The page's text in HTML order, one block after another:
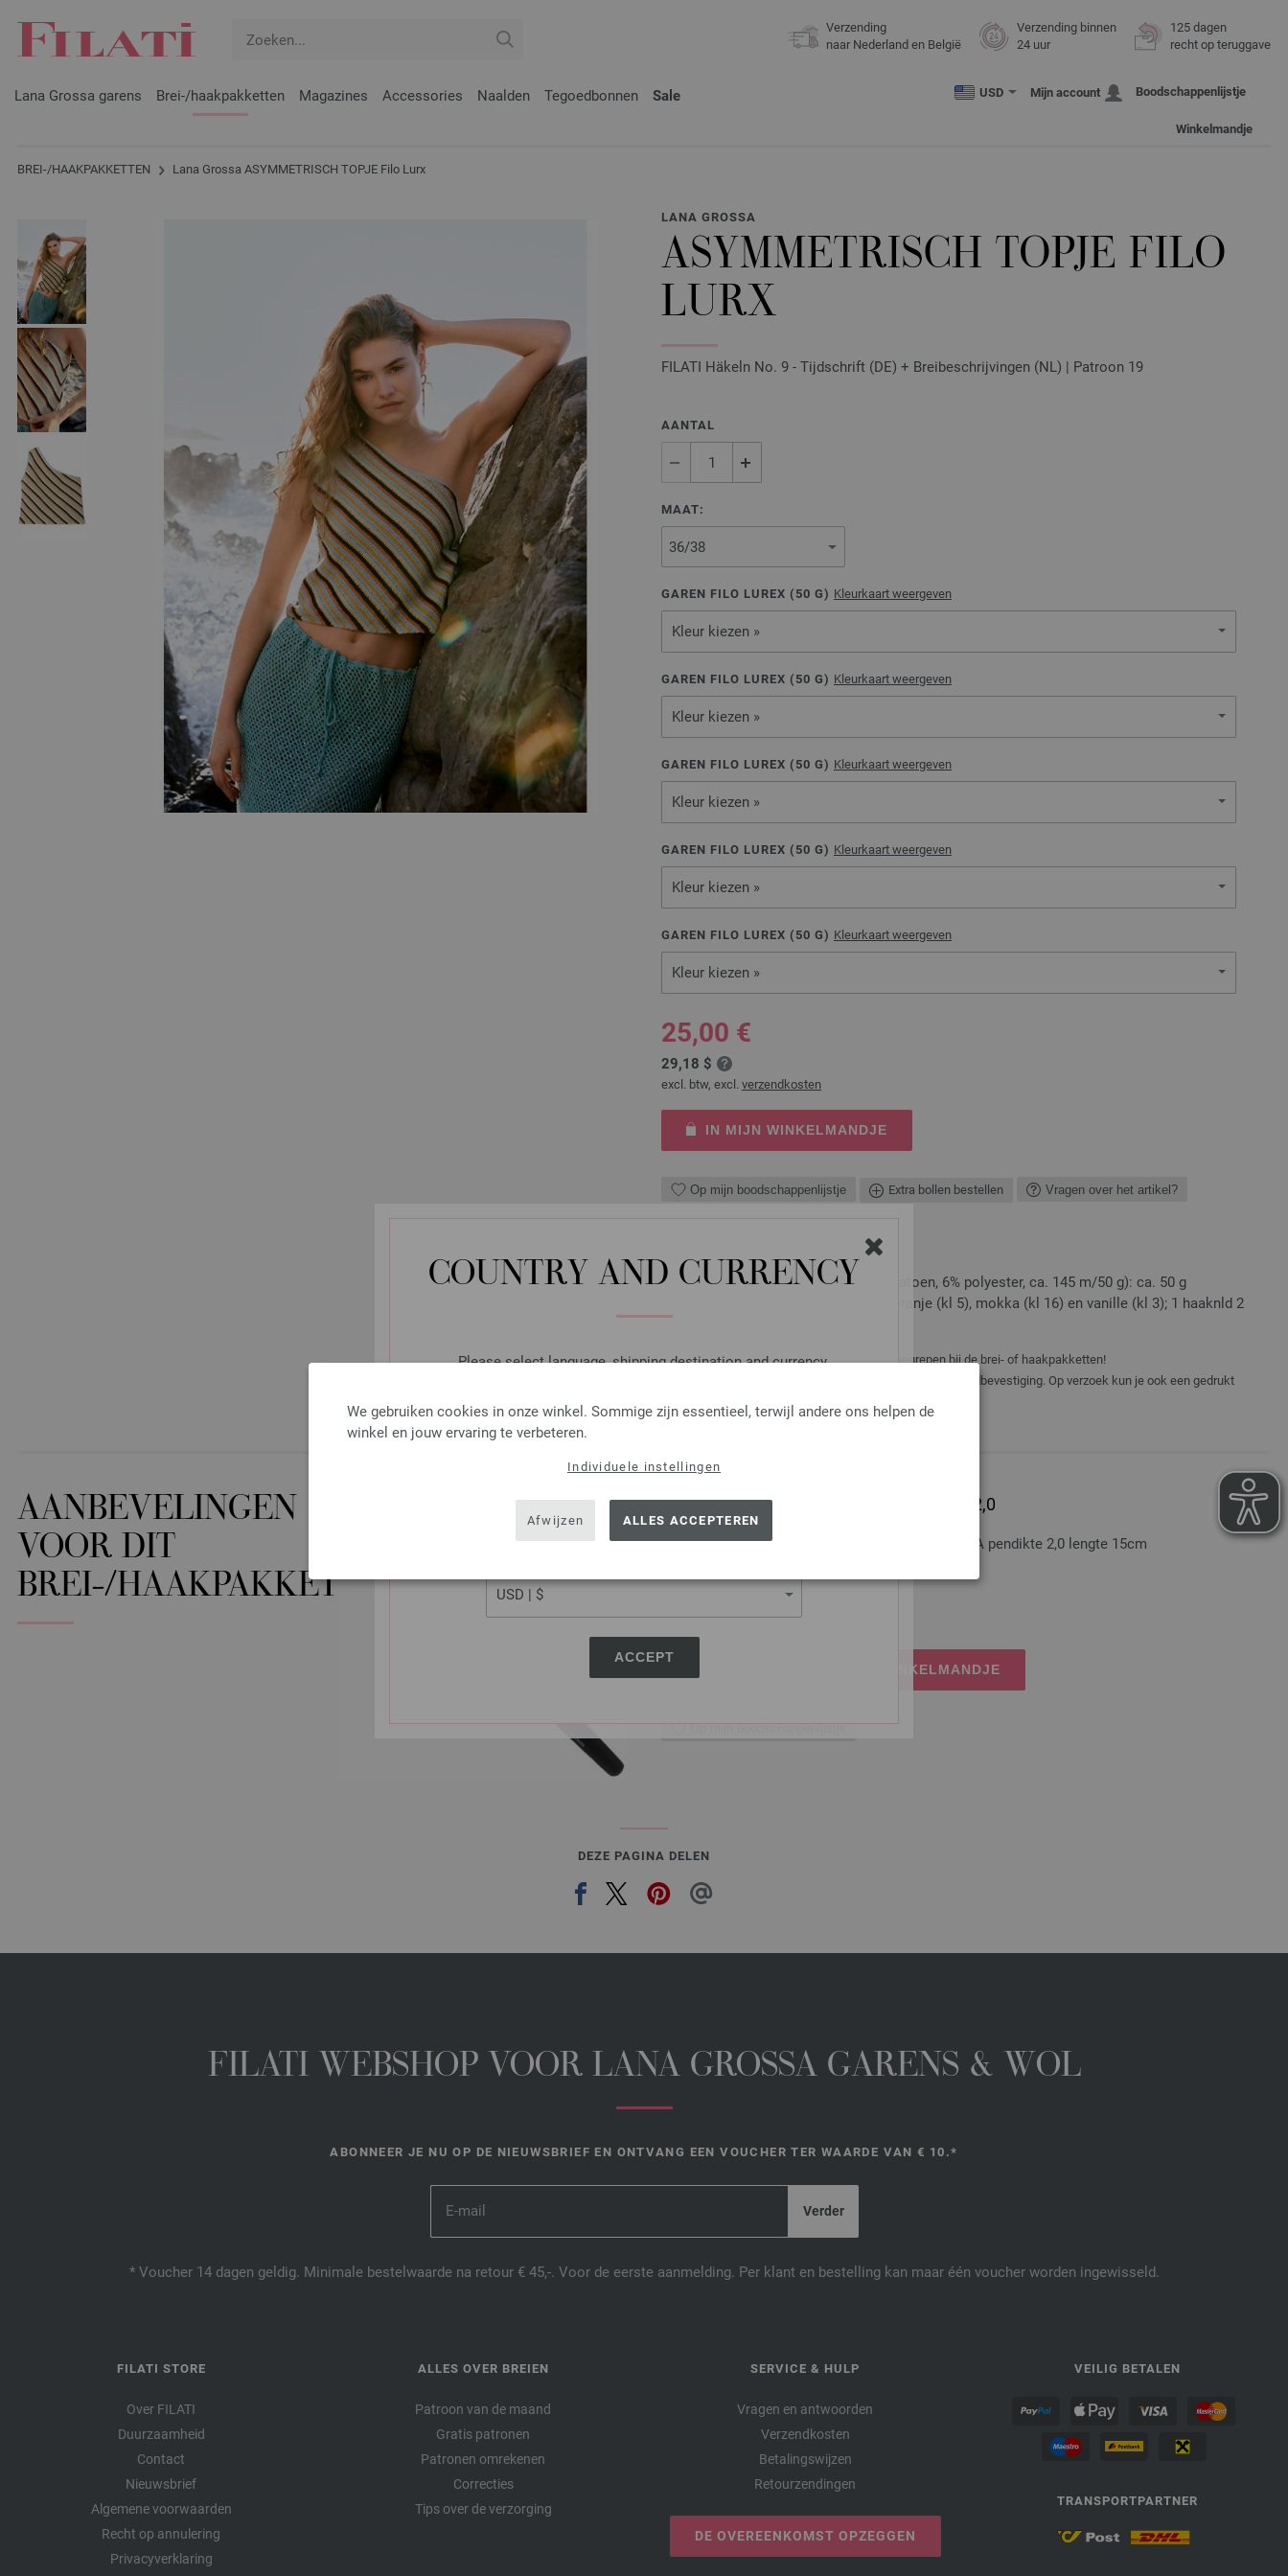
COUNTRY AND CURRENCY
Please select language, shipping destination and currency.
SHIPPING TO
USA - The United States of America
ACCEPT
We gebruiken cookies in onze winkel. Sommige zijn essentieel, terwijl andere ons helpen de
winkel en jouw ervaring te verbeteren.
Individuele instellingen
Afwijzen ALLES ACCEPTEREN
Verzending
naar Nederland en België
Verzending binnen
24 uur
125 dagen
recht op teruggave
Lana Grossa garens Brei-/haakpakketten Magazines Accessories Naalden Tegoedbonnen Sale USD Mijn account Boodschappenlijstje
Winkelmandje
BREI-/HAAKPAKKETTEN Lana Grossa ASYMMETRISCH TOPJE Filo Lurx
LANA GROSSA
ASYMMETRISCH TOPJE FILO
LURX
FILATI Häkeln No. 9 - Tijdschrift (DE) + Breibeschrijvingen (NL) | Patroon 19
AANTAL
MAAT:
GAREN FILO LUREX ( 50 G) Kleurkaart weergeven
Kleur kiezen »
GAREN FILO LUREX ( 50 G) Kleurkaart weergeven
Kleur kiezen »
GAREN FILO LUREX ( 50 G) Kleurkaart weergeven
Kleur kiezen »
GAREN FILO LUREX ( 50 G) Kleurkaart weergeven
Kleur kiezen »
GAREN FILO LUREX ( 50 G) Kleurkaart weergeven
Kleur kiezen »
25,00 €
29,18 $
excl. btw, excl. verzendkosten
IN MIJN WINKELMANDJE
Op mijn boodschappenlijstje Extra bollen bestellen Vragen over het artikel?
Lana Grossa-garen ‘Filo Lurex’ (94% katoen, 6% polyester, ca. 145 m/50 g): ca. 50 g
eierdooiergeel (kl 4), ijsblauw (kl 9), oranje (kl 5), mokka (kl 16) en vanille (kl 3); 1 haaknld 2
Naalden, knopen en accessoires zijn niet inbegrepen bij de brei- of haakpakketten!
Je ontvangt het breipatroon gratis per e-mail met je verzendbevestiging. Op verzoek kun je ook een gedrukt
AANBEVELINGEN
VOOR DIT
BREI-/HAAKPAKKET
Haaknaald met Softgrip/Alumnium dikte 2,0
Haaknaald met softgrip/aluminium LANA GROSSA pendikte 2,0 lengte 15cm
2,73 €
excl. btw, excl.
AANTAL
IN MIJN WINKELMANDJE
Op mijn boodschappenlijstje
DEZE PAGINA DELEN
FILATI WEBSHOP VOOR LANA GROSSA GARENS & WOL
ABONNEER JE NU OP DE NIEUWSBRIEF EN ONTVANG EEN VOUCHER TER WAARDE VAN € 10.*
* Voucher 14 dagen geldig. Minimale bestelwaarde na retour € 45,-. Voor de eerste aanmelding. Per klant en bestelling kan maar één voucher worden ingewisseld.
FILATI STORE
Over FILATI
Duurzaamheid
Contact
Nieuwsbrief
Algemene voorwaarden
Recht op annulering
Privacyverklaring
ALLES OVER BREIEN
Patroon van de maand
Gratis patronen
Patronen omrekenen
Correcties
Tips over de verzorging
SERVICE & HULP
Vragen en antwoorden
Verzendkosten
Betalingswijzen
Retourzendingen
DE OVEREENKOMST OPZEGGEN
VEILIG BETALEN
TRANSPORTPARTNER